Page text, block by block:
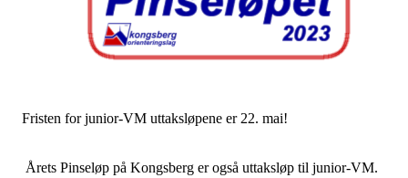
Fristen for junior-VM uttaksløpene er 22. mai!
Årets Pinseløp på Kongsberg er også uttaksløp til junior-VM.